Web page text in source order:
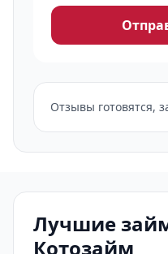
Отзывы готовятся,
Лучшие
Котозайм